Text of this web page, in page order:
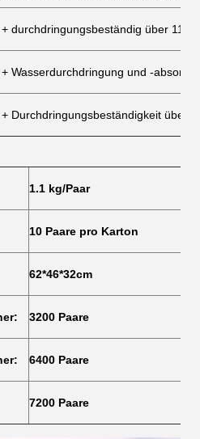
durchdringungsbeständig über 1100
Wasserdurchdringung und -
Durchdringungsbeständigkeit über
1.1 kg/Paar
10 Paare pro Karton
62*46*32cm
3200 Paare
6400 Paare
7200 Paare